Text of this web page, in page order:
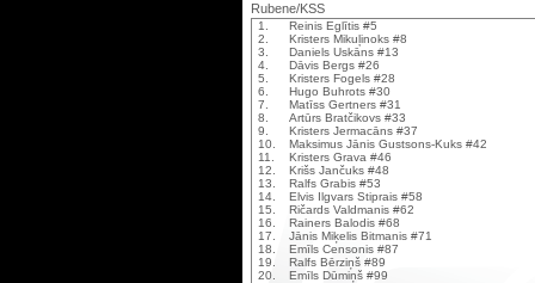
Rubene/KSS
1.
Reinis Eglītis #5
2.
Kristers Mikuļinoks #8
3.
Daniels Uskāns #13
4.
Dāvis Bergs #26
5.
Kristers Fogels #28
6.
Hugo Buhrots #30
7.
Matīss Gertners #31
8.
Artūrs Bratčikovs #33
9.
Kristers Jermacāns #37
10.
Maksimus Jānis Gustsons-Kuks #42
11.
Kristers Grava #46
12.
Krišs Jančuks #48
13.
Ralfs Grabis #53
14.
Elvis Ilgvars Stiprais #58
15.
Ričards Valdmanis #62
16.
Rainers Balodis #68
17.
Jānis Miķelis Bitmanis #71
18.
Emīls Censonis #87
19.
Ralfs Bērziņš #89
20.
Emīls Dūmiņš #99